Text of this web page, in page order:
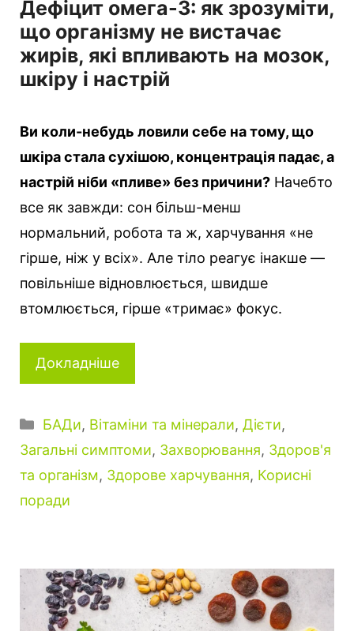
Дефіцит омега-3: як зрозуміти,
що організму не вистачає
жирів, які впливають на мозок,
шкіру і настрій
Ви коли-небудь ловили себе на тому, що
шкіра стала сухішою, концентрація падає, а
настрій ніби «пливе» без причини? Начебто
все як завжди: сон більш-менш
нормальний, робота та ж, харчування «не
гірше, ніж у всіх». Але тіло реагує інакше —
повільніше відновлюється, швидше
втомлюється, гірше «тримає» фокус.
Докладніше
К
а
е
г
і
БАДи, Вітаміни та мінерали, Дієти,
Загальні симптоми, Захворювання, Здоров'я
та організм, Здорове харчування, Корисні
поради